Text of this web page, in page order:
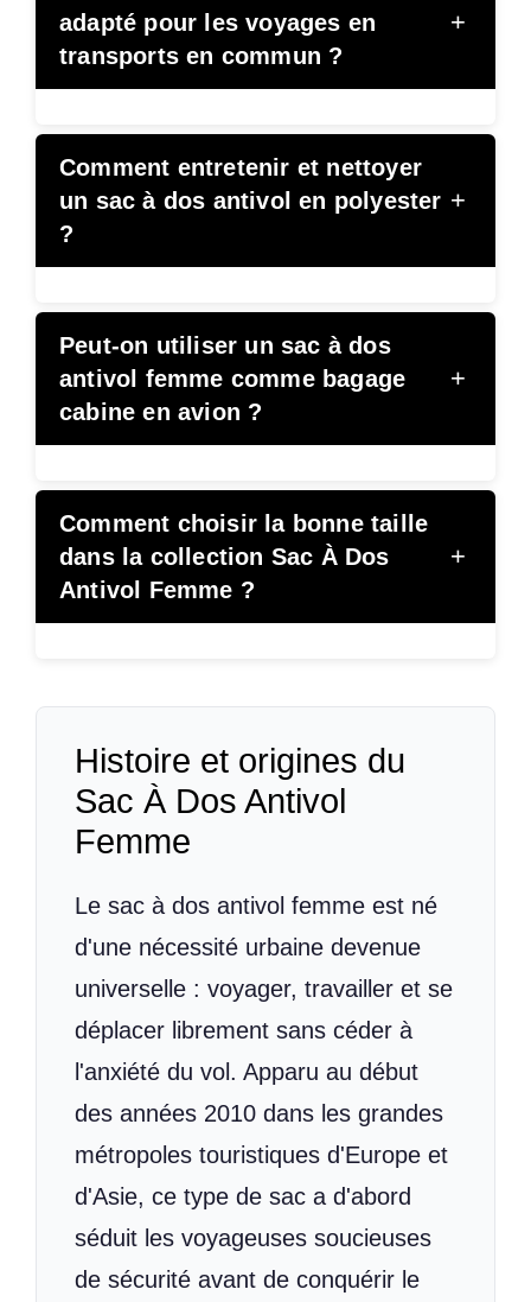
adapté pour les voyages en
transports en commun ?
+
Comment entretenir et nettoyer
un sac à dos antivol en polyester
?
+
Peut-on utiliser un sac à dos
antivol femme comme bagage
cabine en avion ?
+
Comment choisir la bonne taille
dans la collection Sac À Dos
Antivol Femme ?
+
Histoire et origines du
Sac À Dos Antivol
Femme
Le sac à dos antivol femme est né
d'une nécessité urbaine devenue
universelle : voyager, travailler et se
déplacer librement sans céder à
l'anxiété du vol. Apparu au début
des années 2010 dans les grandes
métropoles touristiques d'Europe et
d'Asie, ce type de sac a d'abord
séduit les voyageuses soucieuses
de sécurité avant de conquérir le